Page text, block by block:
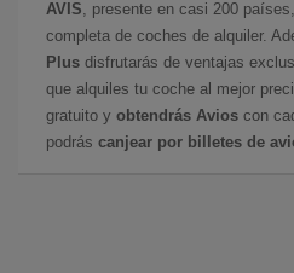
AVIS , presente en casi 200
completa de coches de alquiler.
Plus disfrutarás de ventajas
que alquiles tu coche al mejor
gratuito y obtendrás Avios con
podrás canjear por billetes de